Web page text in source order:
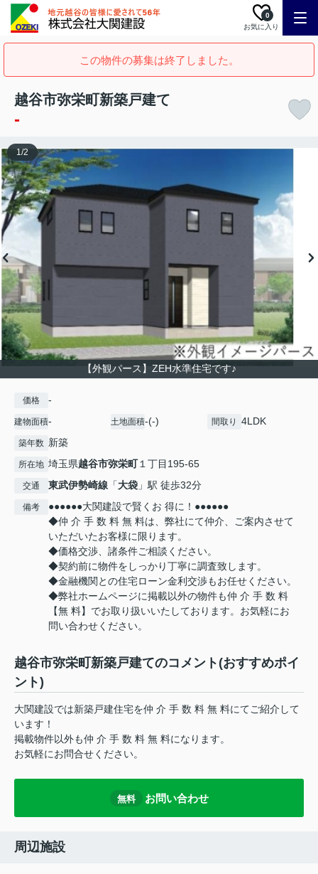
お気に入り
0
この物件の募集は終了しました。
越谷市弥栄町新築戸建て
-
【外観パース】ZEH水準住宅です♪
1/2
価格 -
建物面積- 土地面積-(-) 間取り 4LDK
築年数 新築
所在地 埼玉県越谷市弥栄町１丁目195-65
交通 東武伊勢崎線 「大袋 」駅 徒歩32分
備考
●●●●●●大関建設で賢くお 得に！●●●●●●
◆仲 介 手 数 料 無 料は、弊社にて仲介、ご案内させて
いただいたお客様に限ります。
◆価格交渉、諸条件ご相談ください。
◆契約前に物件をしっかり丁寧に調査致します。
◆金融機関との住宅ローン金利交渉もお任せください。
◆弊社ホームページに掲載以外の物件も仲 介 手 数 料
【無 料】でお取り扱いいたしております。お気軽にお
問い合わせください。
越谷市弥栄町新築戸建てのコメント(おすすめポイ
ント)
大関建設では新築戸建住宅を仲 介 手 数 料 無 料にてご紹介して
います！
掲載物件以外も仲 介 手 数 料 無 料になります。
お気軽にお問合せください。
無料 お問い合わせ
周辺施設